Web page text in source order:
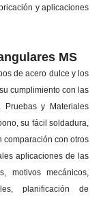
y aplicaciones
MS
de acero dulce y los
cumplimiento con las
Pruebas y Materiales
su fácil soldadura,
comparación con otros
aplicaciones de las
motivos mecánicos,
planificación de